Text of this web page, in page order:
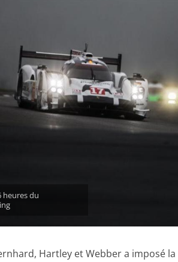
heures du
Hartley et Webber a imposé la